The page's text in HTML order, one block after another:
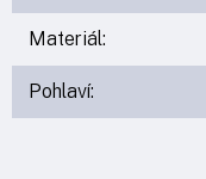
Materiál:
Pohlaví: